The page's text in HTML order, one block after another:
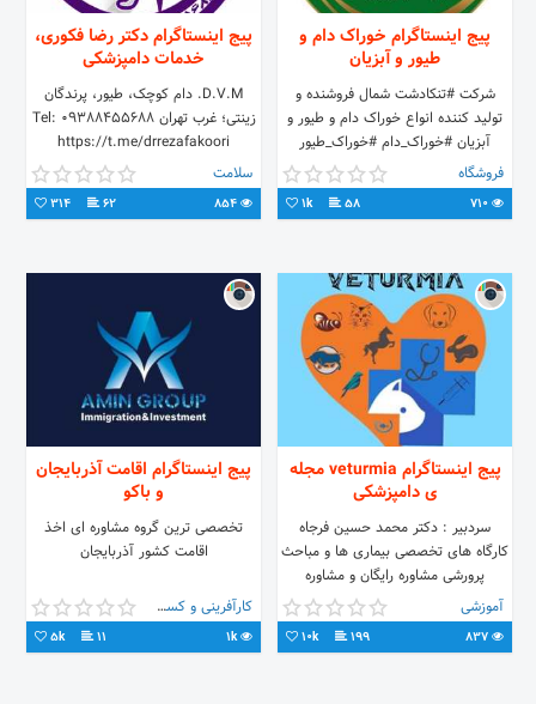
پیج اینستاگرام خوراک دام و
طیور و آبزیان
شرکت #تنکادشت شمال فروشنده و
تولید کننده انواع خوراک دام و طیور و
آبزیان #خوراک_دام #خوراک_طیور
#خوراک_آبزیان #سبوس #کنجاله #پودر
فروشگاه
58
1k
پیج اینستاگرام دکتر رضا فکوری،
خدمات دامپزشکی
D.V.M. دام کوچک، طیور، پرندگان
زینتی؛ غرب تهران Tel: 09388455688
https://t.me/drrezafakoori
سلامت
62
314
پیج اینستاگرام veturmia مجله
ی دامپزشکی
سردبیر : دکتر محمد حسین فرجاه
کارگاه های تخصصی بیماری ها و مباحث
پرورشی مشاوره رایگان و مشاوره
تخصصی جهت تبلیغ شما در مجله ⬅️ به
دایرکت مرجعه کنید
آموزشی
199
10k
پیج اینستاگرام اقامت آذربایجان
و باکو
تخصصی ترین گروه مشاوره ای اخذ
اقامت کشور آذربایجان
کارآفرینی و کسب و کار
1k
11
5k